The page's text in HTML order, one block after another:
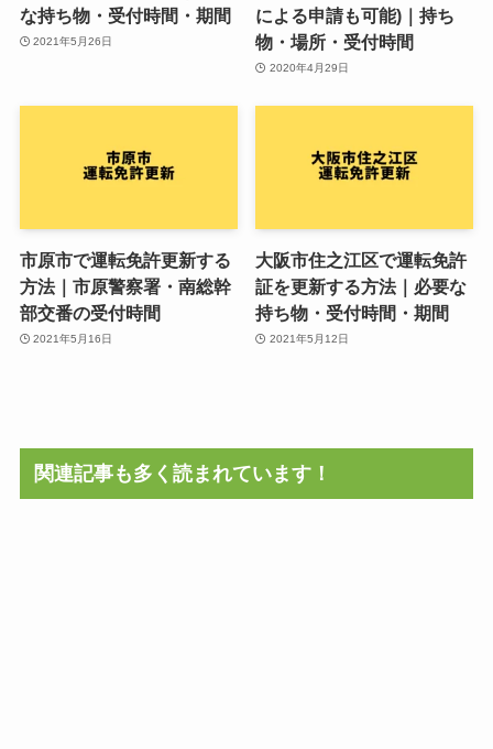
な持ち物・受付時間・期間
2021年5月26日
による申請も可能)｜持ち
物・場所・受付時間
2020年4月29日
市原市で運転免許更新する
方法｜市原警察署・南総幹
部交番の受付時間
2021年5月16日
大阪市住之江区で運転免許
証を更新する方法｜必要な
持ち物・受付時間・期間
2021年5月12日
関連記事も多く読まれています！